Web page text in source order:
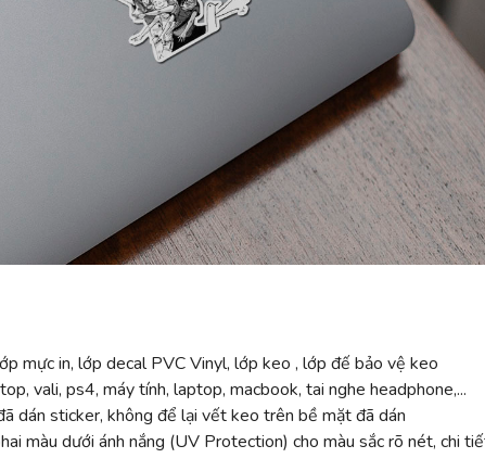
mực in, lớp decal PVC Vinyl, lớp keo , lớp đế bảo vệ keo
vali, ps4, máy tính, laptop, macbook, tai nghe headphone,...
dán sticker, không để lại vết keo trên bề mặt đã dán
màu dưới ánh nắng (UV Protection) cho màu sắc rõ nét, chi